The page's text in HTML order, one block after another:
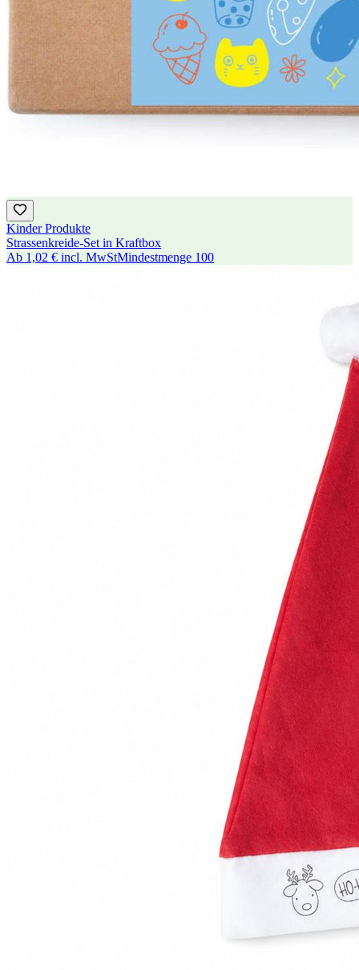
Kinder Produkte
Strassenkreide-Set in Kraftbox
Ab 1,02 € incl. MwStMindestmenge 100